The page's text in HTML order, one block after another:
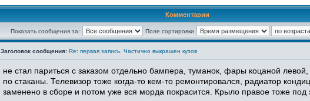
Комментарии
Показать сообщения за: Поле сортировки
Заголовок сообщения: Re: первая запись. Частично выкрашен кузов
не стал париться с заказом отдельно бампера, туманок, фары коцаной
по стаканы. Телевизор тоже когда-то кем-то ремонтировался, радиатор
заменено в сборе и потом уже вся морда покрасится. Крыло правое тоже под